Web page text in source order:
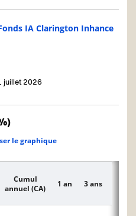
IA Clarington Inhance
juillet 2026
le graphique
Cumul
annuel (CA)
1 an 3 ans